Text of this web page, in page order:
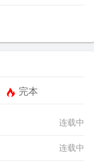
完本
连载中
连载中